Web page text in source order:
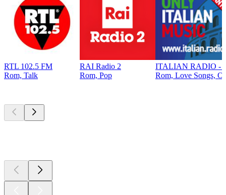
RTL 102.5 FM
Rom, Talk
RAI Radio 2
Rom, Pop
ITALIAN RADIO -
Rom, Love Songs,